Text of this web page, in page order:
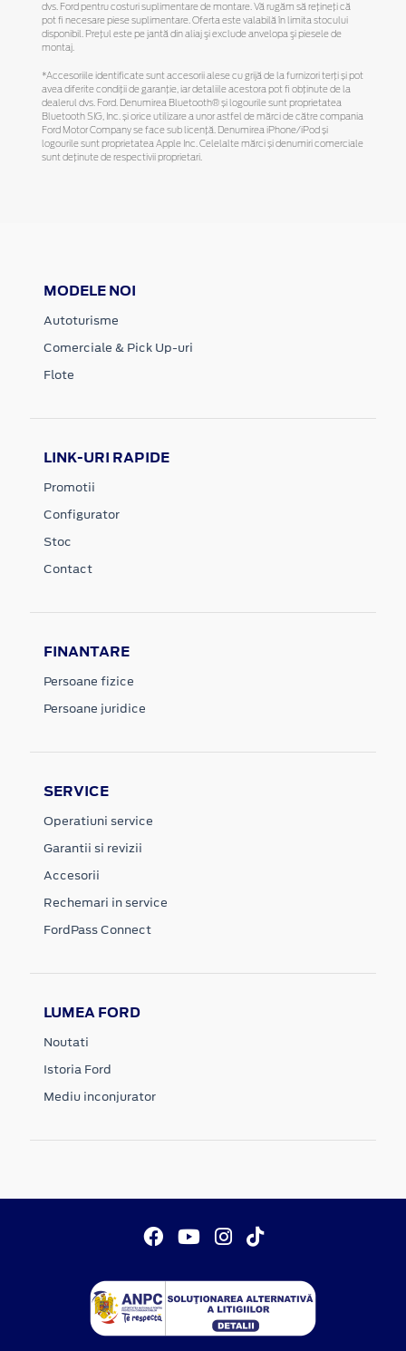
dvs. Ford pentru costuri suplimentare de montare. Vă rugăm să reţineţi că
pot fi necesare piese suplimentare. Oferta este valabilă în limita stocului
disponibil. Preţul este pe jantă din aliaj şi exclude anvelopa şi piesele de
montaj.
*Accesoriile identificate sunt accesorii alese cu grijă de la furnizori terți și pot
avea diferite condiții de garanție, iar detaliile acestora pot fi obținute de la
dealerul dvs. Ford. Denumirea Bluetooth® și logourile sunt proprietatea
Bluetooth SIG, Inc. și orice utilizare a unor astfel de mărci de către compania
Ford Motor Company se face sub licență. Denumirea iPhone/iPod și
logourile sunt proprietatea Apple Inc. Celelalte mărci și denumiri comerciale
sunt deținute de respectivii proprietari.
MODELE NOI
Autoturisme
Comerciale & Pick Up-uri
Flote
LINK-URI RAPIDE
Promotii
Configurator
Stoc
Contact
FINANTARE
Persoane fizice
Persoane juridice
SERVICE
Operatiuni service
Garantii si revizii
Accesorii
Rechemari in service
FordPass Connect
LUMEA FORD
Noutati
Istoria Ford
Mediu inconjurator